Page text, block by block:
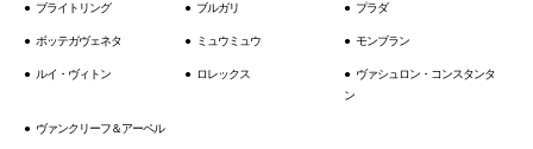
ブライトリング ブルガリ プラダ
ボッテガヴェネタ ミュウミュウ モンブラン
ルイ・ヴィトン ロレックス
ヴァシュロン・コンスタンタ
ン
ヴァンクリーフ＆アーペル